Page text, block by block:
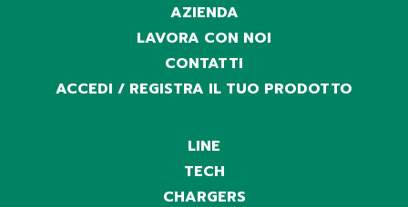
AZIENDA
LAVORA CON NOI
CONTATTI
ACCEDI / REGISTRA IL TUO PRODOTTO
LINE
TECH
CHARGERS